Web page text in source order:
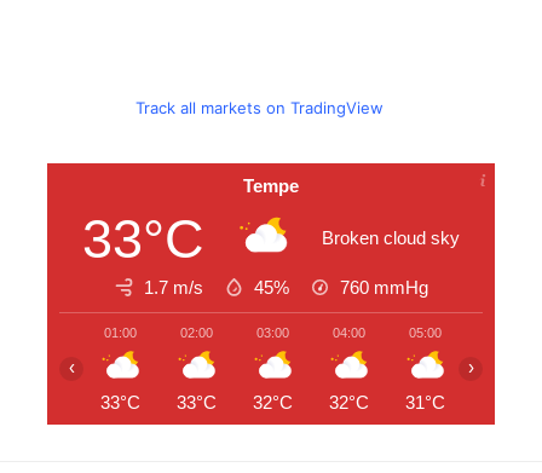
Track all markets on TradingView
Tempe
33°C Broken cloud sky
1.7 m/s 45% 760 mmHg
01:00
33°C
02:00
33°C
03:00
32°C
04:00
32°C
05:00
31°C
‹ ›